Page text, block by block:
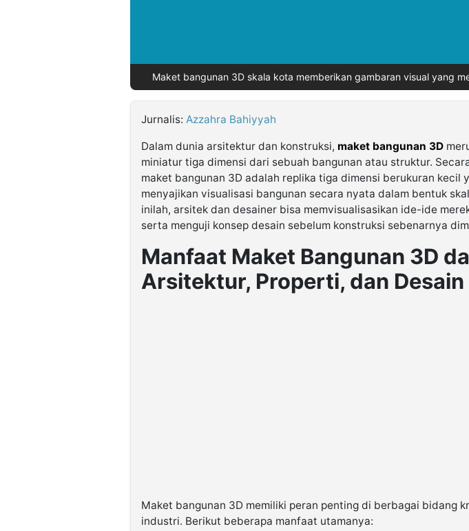
Maket bangunan 3D skala kota memberikan gambaran visual yang
Jurnalis: Azzahra Bahiyyah
Dalam dunia arsitektur dan konstruksi, maket bangunan 3D
miniatur tiga dimensi dari sebuah bangunan atau struktur.
maket bangunan 3D adalah replika tiga dimensi berukuran kecil
menyajikan visualisasi bangunan secara nyata dalam bentuk
inilah, arsitek dan desainer bisa memvisualisasikan ide-ide
serta menguji konsep desain sebelum konstruksi sebenarnya
Manfaat Maket Bangunan 3D
Arsitektur, Properti, dan Desain
Maket bangunan 3D memiliki peran penting di berbagai bidang
industri. Berikut beberapa manfaat utamanya: